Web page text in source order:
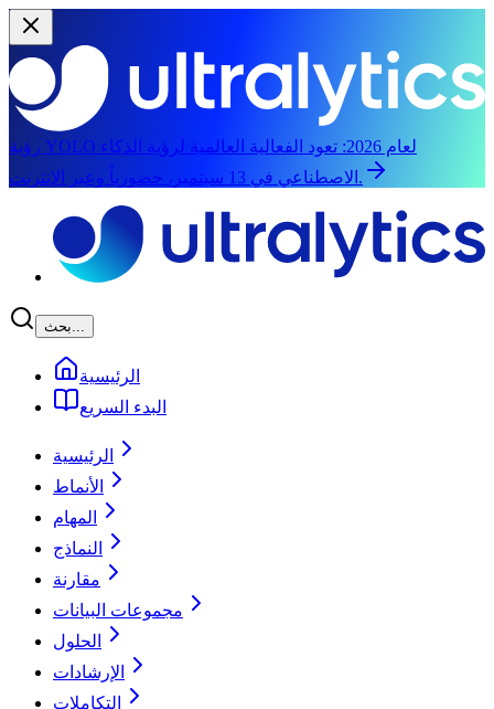
رؤية YOLO لعام 2026:
تعود الفعالية العالمية لرؤية الذكاء
الاصطناعي في 13 سبتمبر، حضورياً وعبر الإنترنت.
بحث...
الرئيسية
البدء السريع
الرئيسية
الأنماط
المهام
النماذج
مقارنة
مجموعات البيانات
الحلول
الإرشادات
التكاملات